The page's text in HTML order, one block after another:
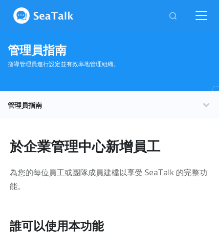
管理員指南
指導管理員進行設定並有效率地管理組織。
管理員指南
組織設置
企業公告
於企業管理中心新增員工
為您的每位員工或團隊成員建檔以享受 SeaTalk 的完整功
能。
誰可以使用本功能